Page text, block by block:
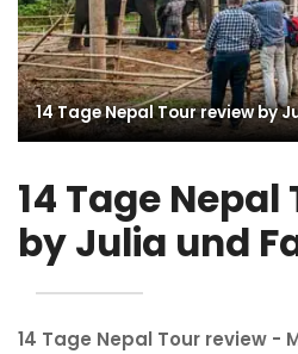
14 Tage Nepal Tour review by
14 Tage
by Julia und
14 Tage Nepal Tour review -